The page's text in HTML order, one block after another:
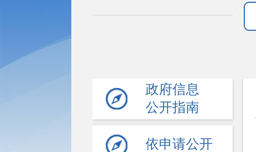
政府信息
公开指南
依申请公开